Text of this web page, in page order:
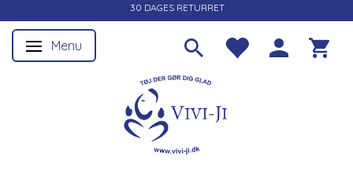
30 DAGES RETURRET
Skifte navigation
Menu